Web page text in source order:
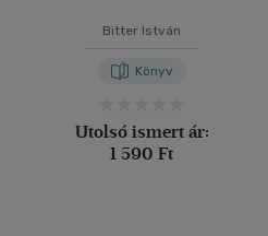
Bitter István
Könyv
Utolsó ismert ár:
1 590 Ft